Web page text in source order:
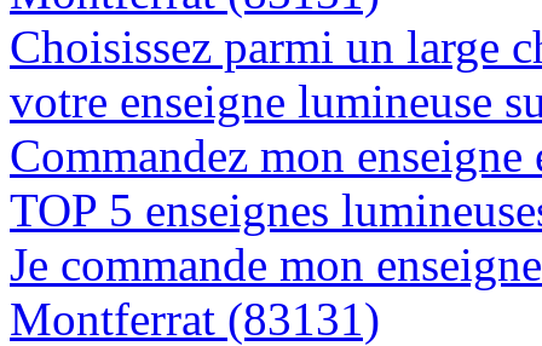
Choisissez parmi un large
votre enseigne lumineuse
Commandez mon
TOP 5 enseignes
Je commande mon
Montferrat (83131)